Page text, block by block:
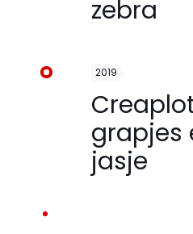
zebra
2019
grapjes
jasje